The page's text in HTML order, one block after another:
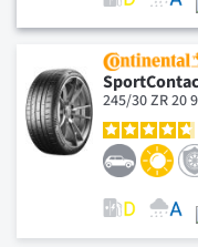
245/30 ZR 20